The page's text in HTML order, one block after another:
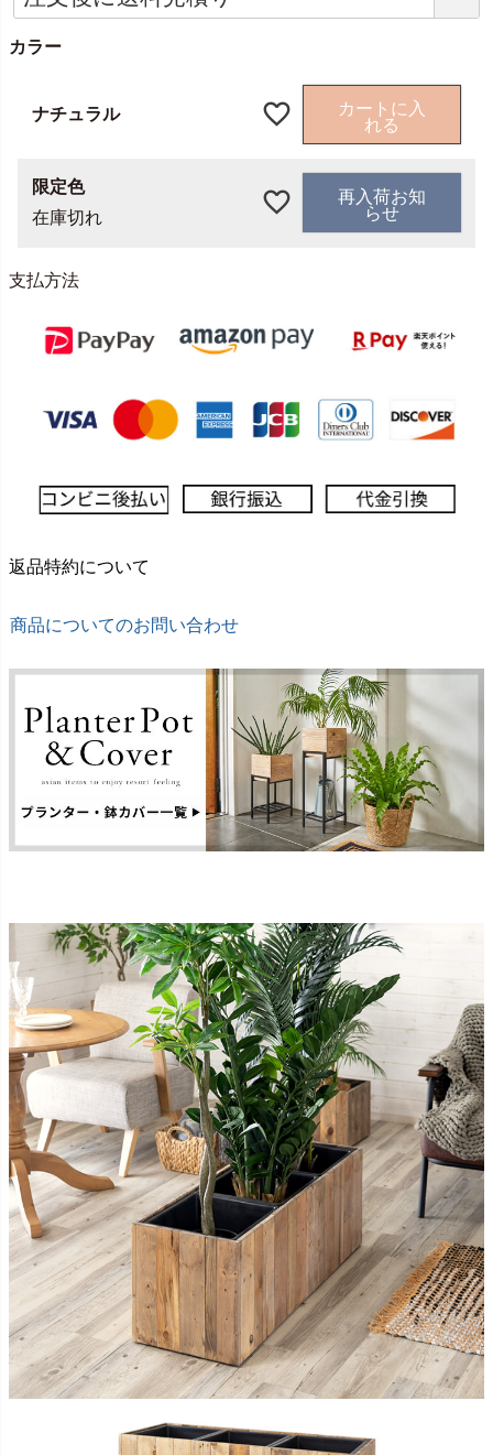
必
カラー
ナチュラル
カートに入
れる
限定色
在庫切れ
再入荷お知
らせ
支払方法
返品特約について
商品についてのお問い合わせ